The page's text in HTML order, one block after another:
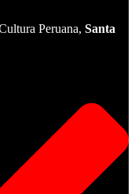
Peruana, Santa